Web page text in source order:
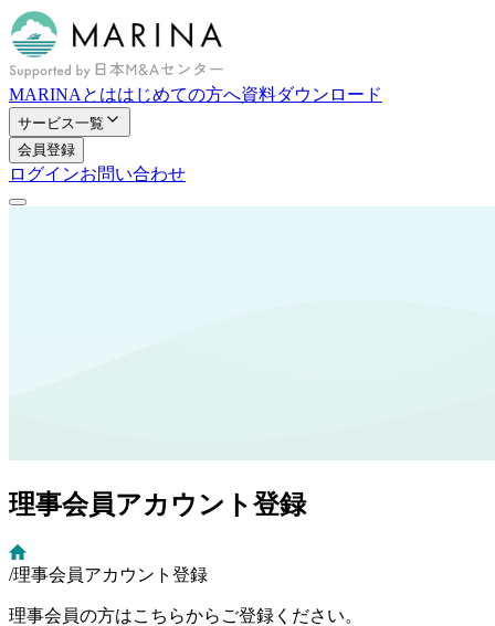
MARINAとははじめての方へ資料ダウンロード
サービス一覧
会員登録
ログインお問い合わせ
理事会員アカウント登録
/理事会員アカウント登録
理事会員の方はこちらからご登録ください。